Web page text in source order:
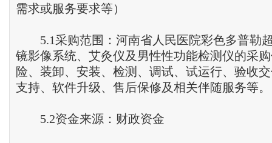
需求或服务要求等）
5.1采购范围：河南省人民医院彩色多普勒
镜影像系统、艾灸仪及男性性功能检测仪的采
险、装卸、安装、检测、调试、试运行、验收
支持、软件升级、售后保修及相关伴随服务等。
5.2资金来源：财政资金